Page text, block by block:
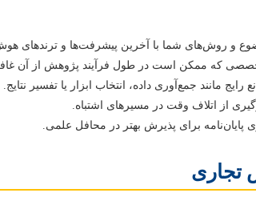
و روش‌های شما با آخرین پیشرفت‌ها و ترندهای
که ممکن است در طول فرآیند پژوهش از آن
مانند جمع‌آوری داده، انتخاب ابزار یا تفسیر نتایج.
از اتلاف وقت در مسیرهای اشتباه.
برای پذیرش بهتر در محافل علمی.
تجاری